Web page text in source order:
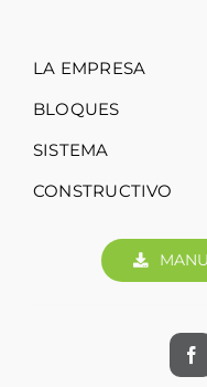
LA EMPRESA
BLOQUES
SISTEMA
CONSTRUCTIVO